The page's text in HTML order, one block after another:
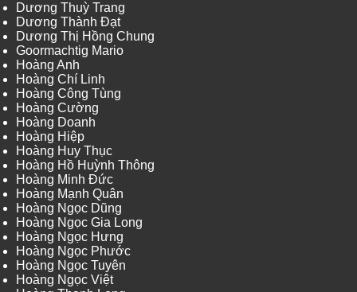
Dương Thuỳ Trang
Dương Thành Đạt
Dương Thị Hồng Chung
Goormachtig Mario
Hoàng Anh
Hoàng Chí Linh
Hoàng Công Tùng
Hoàng Cường
Hoàng Doanh
Hoàng Hiệp
Hoàng Huy Thục
Hoàng Hồ Huỳnh Thông
Hoàng Minh Đức
Hoàng Mạnh Quân
Hoàng Ngọc Dũng
Hoàng Ngọc Gia Long
Hoàng Ngọc Hưng
Hoàng Ngọc Phước
Hoàng Ngọc Tuyên
Hoàng Ngọc Việt